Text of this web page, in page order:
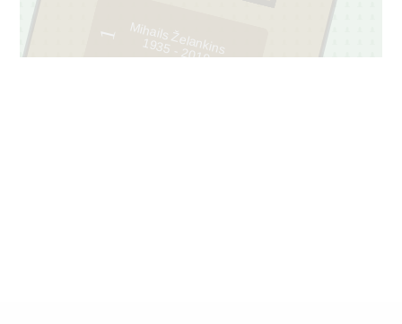
1 Mihails Želankins
1935 - 2019